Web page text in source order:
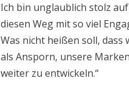
Ich bin unglaublich stolz
diesen Weg mit so viel
Was nicht heißen soll,
als Ansporn, unsere
weiter zu entwickeln.“